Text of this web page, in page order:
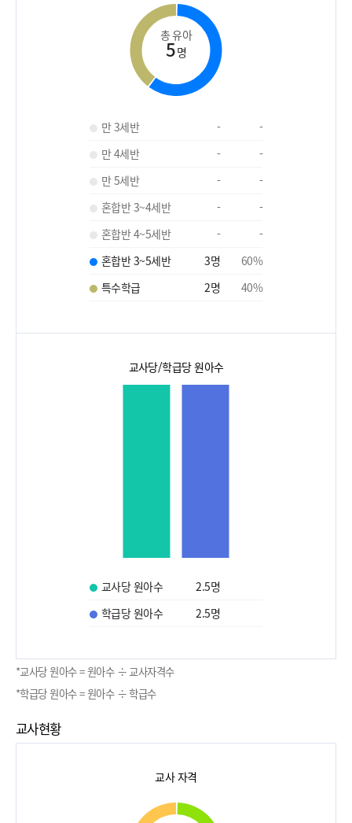
총 유아
5명
만 3세반 -
-
만 4세반
-
-
만 5세반
-
-
혼합반 3~4세반
-
-
혼합반 4~5세반
-
-
혼합반 3~5세반
3명 60%
특수학급
2명 40%
교사당/학급당 원아수
교사당 원아수 2.5명
학급당 원아수
2.5명
*교사당 원아수 = 원아수 ÷ 교사자격수
*학급당 원아수 = 원아수 ÷ 학급수
교사현황
교사 자격